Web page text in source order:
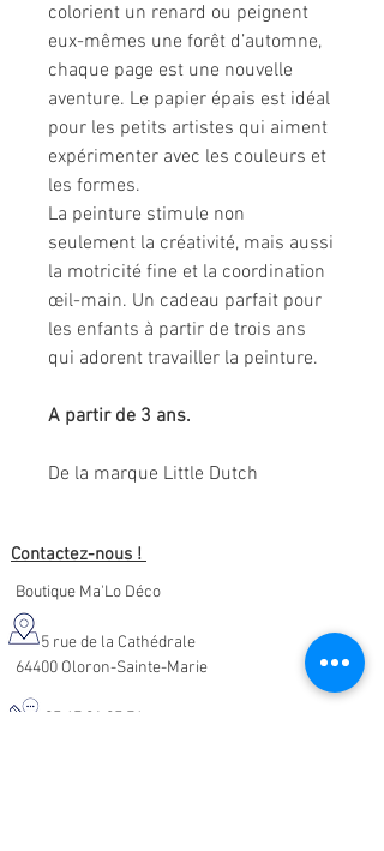
colorient un renard ou peignent
eux-mêmes une forêt d’automne,
chaque page est une nouvelle
aventure. Le papier épais est idéal
pour les petits artistes qui aiment
expérimenter avec les couleurs et
les formes.
La peinture stimule non
seulement la créativité, mais aussi
la motricité fine et la coordination
œil-main. Un cadeau parfait pour
les enfants à partir de trois ans
qui adorent travailler la peinture.
A partir de 3 ans.
De la marque Little Dutch
Contactez-nous !
Boutique Ma'Lo Déco
5 rue de la Cathédrale
64400 Oloron-Sainte-Marie
05.47.91.95.76